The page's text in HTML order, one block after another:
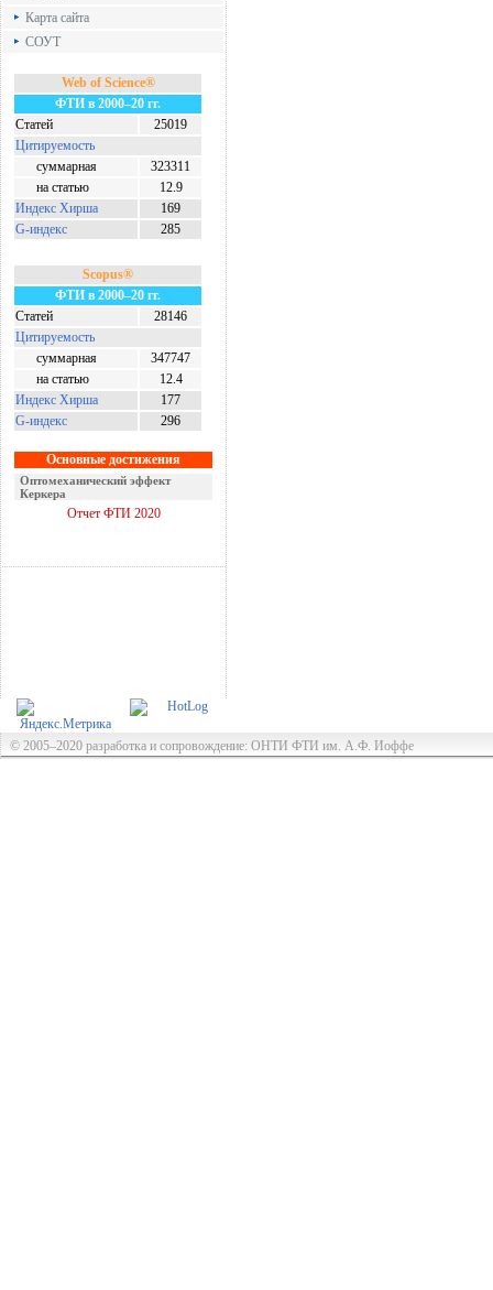
Карта сайта
СОУТ
Web of Science®
ФТИ в 2000–20 гг.
Статей
25019
Цитируемость
суммарная
323311
на статью
12.9
Индекс Хирша
169
G-индекс
285
Scopus®
ФТИ в 2000–20 гг.
Статей
28146
Цитируемость
суммарная
347747
на статью
12.4
Индекс Хирша
177
G-индекс
296
Основные достижения
Оптомеханический эффект
Керкера
Отчет ФТИ 2020
© 2005–2020 разработка и сопровождение: ОНТИ ФТИ им. А.Ф. Иоффе